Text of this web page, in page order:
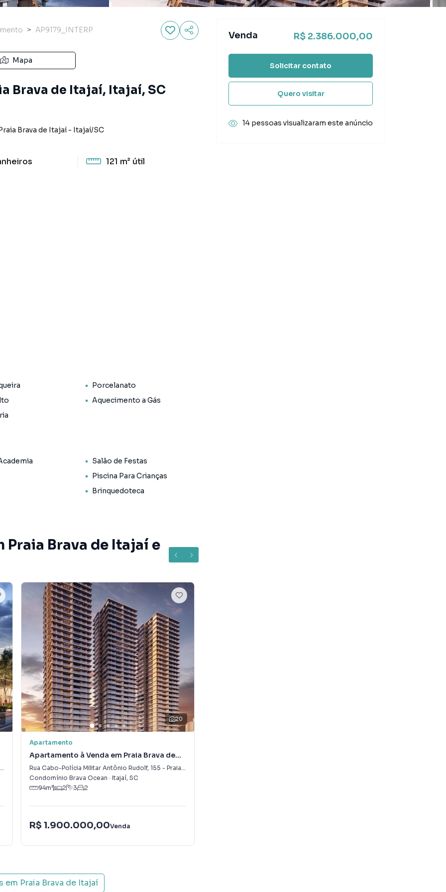
AP9179_INTERP
Mapa
Brava de Itajaí, Itajaí, SC
Brava de Itajaí - Itajaí/SC
121 m² útil
anuais + saldo parcelado em até 92 vezes mensais
corretores
prévio.
algumas imagens aqui contidas, possuem apenas
Porcelanato
Aquecimento a Gás
Salão de Festas
Piscina Para Crianças
Brinquedoteca
Brava de Itajaí e
20
Apartamento
Apartamento à Venda em Praia Brava de
Itajaí
Rua Cabo-Polícia Militar Antônio Rudolf, 155 - Praia Brava de Itajaí
Condomínio Brava Ocean · Itajaí, SC
94m² 2 3 2
R$ 1.900.000,00Venda
em Praia Brava de Itajaí
Venda R$ 2.386.000,00
Solicitar contato
Quero visitar
14 pessoas visualizaram este anúncio